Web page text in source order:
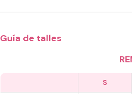
Guía de talles
S